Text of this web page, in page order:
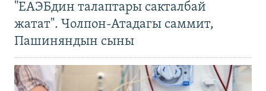
"ЕАЭБдин талаптары сакталбай
жатат". Чолпон-Атадагы саммит,
Пашиняндын сыны